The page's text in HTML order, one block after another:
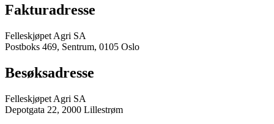
Fakturadresse
Felleskjøpet Agri SA
Postboks 469, Sentrum, 0105 Oslo
Besøksadresse
Felleskjøpet Agri SA
Depotgata 22, 2000 Lillestrøm